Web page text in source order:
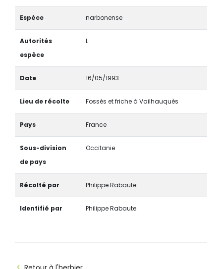
Espèce narbonense
Autorités
espèce
L.
Date 16/05/1993
Lieu de récolte Fossés et friche à Vailhauquès
Pays France
Sous-division
de pays
Occitanie
Récolté par Philippe Rabaute
Identifié par Philippe Rabaute